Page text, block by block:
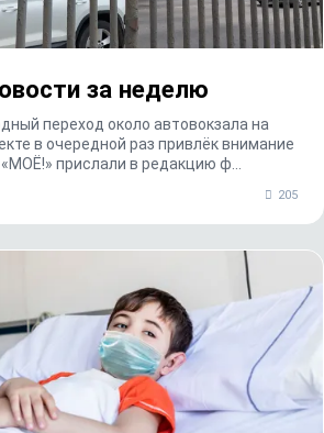
за неделю
переход около автовокзала на
в очередной раз привлёк внимание
прислали в редакцию ф...
205